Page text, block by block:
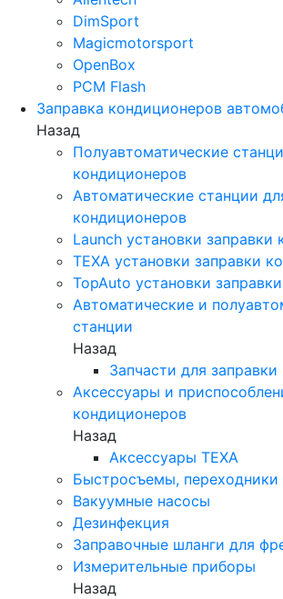
DimSport
Magicmotorsport
OpenBox
PCM Flash
Заправка кондиционеров
Назад
Полуавтоматические
кондиционеров
Автоматические станции
кондиционеров
Launch установки заправки
TEXA установки заправки
TopAuto установки
Автоматические и
станции
Назад
Запчасти для
Аксессуары и
кондиционеров
Назад
Аксессуары TEXA
Быстросъемы, переходники
Вакуумные насосы
Дезинфекция
Заправочные шланги для
Измерительные приборы
Назад